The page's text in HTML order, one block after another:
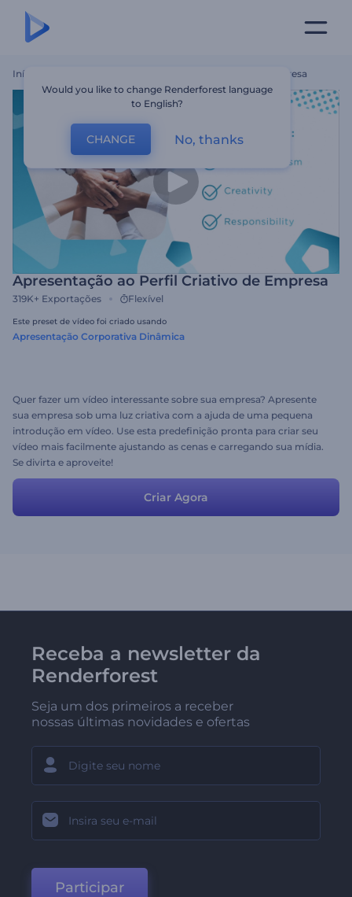
Início Apresentação Ao Perfil Criativo De Empresa
Apresentação ao Perfil Criativo de Empresa
319K+ Exportações Flexível
Este preset de vídeo foi criado usando
Apresentação Corporativa Dinâmica
Quer fazer um vídeo interessante sobre sua empresa? Apresente
sua empresa sob uma luz criativa com a ajuda de uma pequena
introdução em vídeo. Use esta predefinição pronta para criar seu
vídeo mais facilmente ajustando as cenas e carregando sua mídia.
Se divirta e aproveite!
Criar Agora
Receba a newsletter da
Renderforest
Seja um dos primeiros a receber
nossas últimas novidades e ofertas
Participar
Would you like to change Renderforest language
to English?
CHANGE No, thanks